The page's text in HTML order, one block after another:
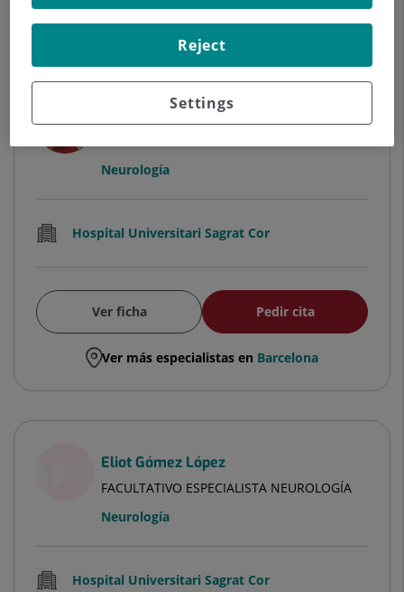
Ver más especialistas enBarcelona
Cristina Moreno Ferre
Neurología
Hospital Universitari Sagrat Cor
Ver ficha Pedir cita
Ver más especialistas en Barcelona
Eliot Gómez López
FACULTATIVO ESPECIALISTA NEUROLOGÍA
Neurología
Hospital Universitari Sagrat Cor
Settings
Reject